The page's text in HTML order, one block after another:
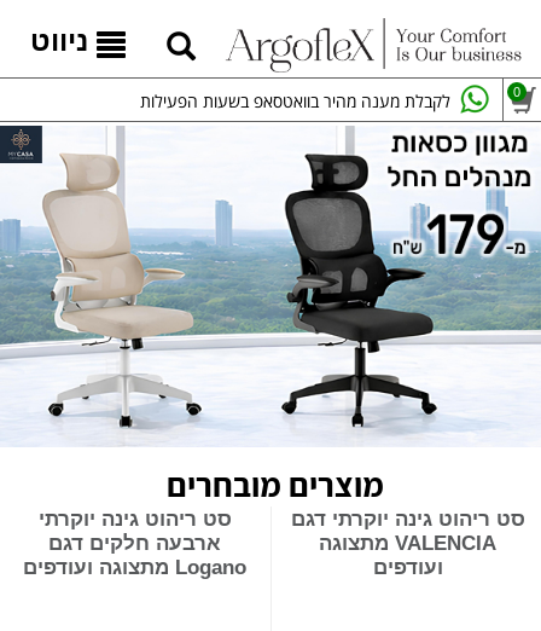
ניווט
לקבלת מענה מהיר בוואטסאפ בשעות הפעילות 0
מוצרים מובחרים
סט ריהוט גינה יוקרתי דגם
VALENCIA מתצוגה
ועודפים
סט ריהוט גינה יוקרתי
ארבעה חלקים דגם
Logano מתצוגה ועודפים